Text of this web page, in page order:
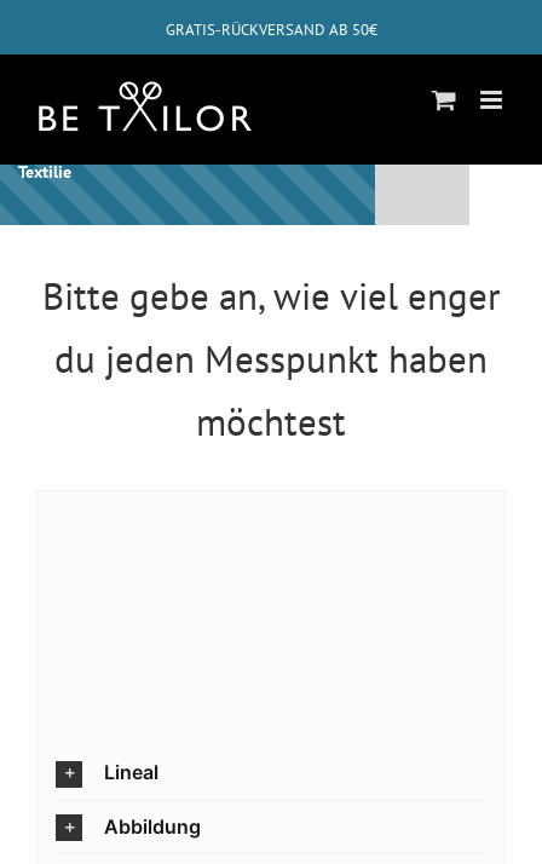
GRATIS-RÜCKVERSAND AB 50€
✓ ABHOLUNG BEI DIR ZUHAUSE MÖGLICH
Textilie
Bitte gebe an, wie viel enger
du jeden Messpunkt haben
möchtest
Lineal
Abbildung